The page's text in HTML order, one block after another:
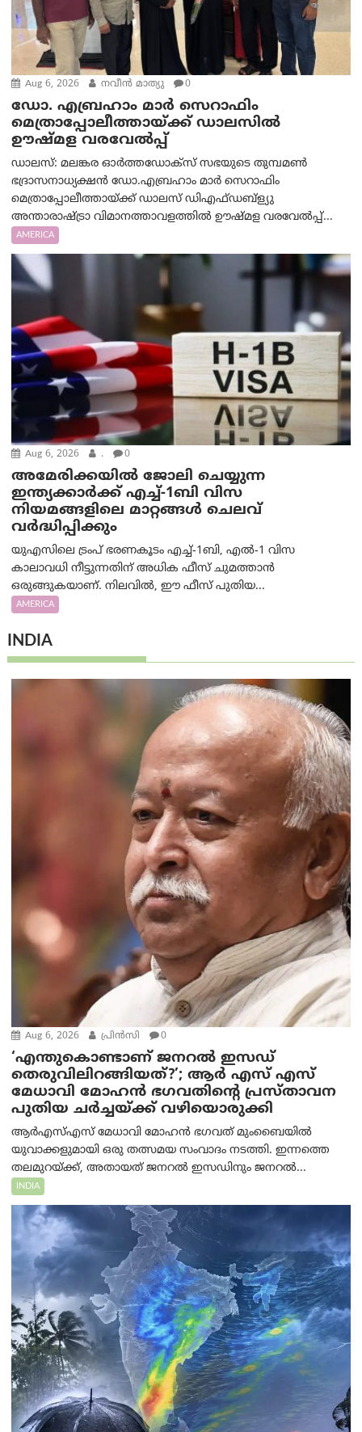
Aug 6, 2026 നവീൻ മാത്യു 0
ഡോ. എബ്രഹാം മാർ സെറാഫിം
മെത്രാപ്പോലീത്തായ്ക്ക് ഡാലസിൽ
ഊഷ്മള വരവേൽപ്പ്
ഡാലസ്: മലങ്കര ഓർത്തഡോക്സ് സഭയുടെ തുമ്പമൺ
ഭദ്രാസനാധ്യക്ഷൻ ഡോ.എബ്രഹാം മാർ സെറാഫിം
മെത്രാപ്പോലീത്തായ്ക്ക് ഡാലസ് ഡിഎഫ്ഡബ്ള്യു
അന്താരാഷ്ട്രാ വിമാനത്താവളത്തിൽ ഊഷ്മള വരവേൽപ്പ്...
AMERICA
Aug 6, 2026 . 0
അമേരിക്കയില്‍ ജോലി ചെയ്യുന്ന
ഇന്ത്യക്കാർക്ക് എച്ച്-1ബി വിസ
നിയമങ്ങളിലെ മാറ്റങ്ങൾ ചെലവ്
വർദ്ധിപ്പിക്കും
യുഎസിലെ ട്രംപ് ഭരണകൂടം എച്ച്-1ബി, എൽ-1 വിസ
കാലാവധി നീട്ടുന്നതിന് അധിക ഫീസ് ചുമത്താൻ
ഒരുങ്ങുകയാണ്. നിലവിൽ, ഈ ഫീസ് പുതിയ...
AMERICA
INDIA
Aug 6, 2026 പ്രിന്‍സി 0
‘എന്തുകൊണ്ടാണ് ജനറൽ ഇസഡ്
തെരുവിലിറങ്ങിയത്?’; ആര്‍ എസ് എസ്
മേധാവി മോഹൻ ഭഗവതിന്റെ പ്രസ്താവന
പുതിയ ചര്‍ച്ചയ്ക്ക് വഴിയൊരുക്കി
ആർ‌എസ്‌എസ് മേധാവി മോഹൻ ഭഗവത് മുംബൈയിൽ
യുവാക്കളുമായി ഒരു തത്സമയ സംവാദം നടത്തി. ഇന്നത്തെ
തലമുറയ്ക്ക്, അതായത് ജനറൽ ഇസഡിനും ജനറൽ...
INDIA